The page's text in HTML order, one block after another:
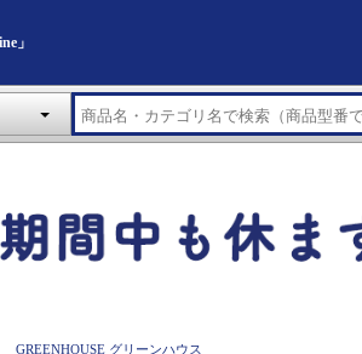
」
GREENHOUSE グリーンハウス